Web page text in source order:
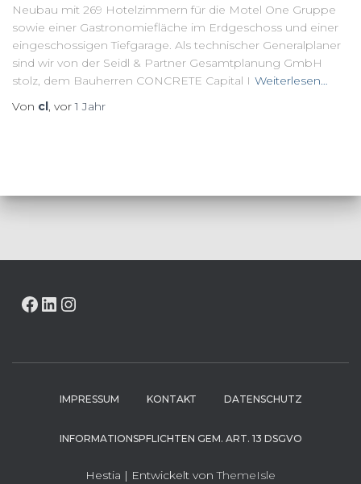
Neubau mit 269 Hotelzimmern für die Motel One Gruppe
sowie einer Gastronomiefläche im Erdgeschoss und einer
eingeschossigen Tiefgarage. Als technischer Generalplaner
sind wir von der Seidl & Partner Gesamtplanung GmbH
stolz, dem Bauherren CONCRETE Capital I Weiterlesen…
Von cl, vor1 Jahr
FACEBOOK LINKEDIN
IMPRESSUM KONTAKT DATENSCHUTZ
INFORMATIONSPFLICHTEN GEM. ART. 13 DSGVO
Hestia | Entwickelt vonThemeIsle